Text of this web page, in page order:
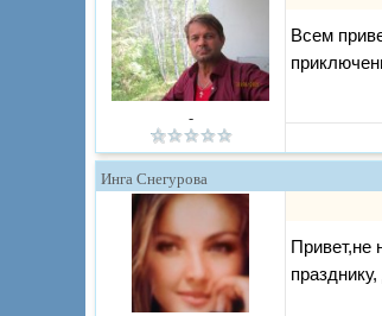
-
Всем
Инга Снегурова
Привет,не